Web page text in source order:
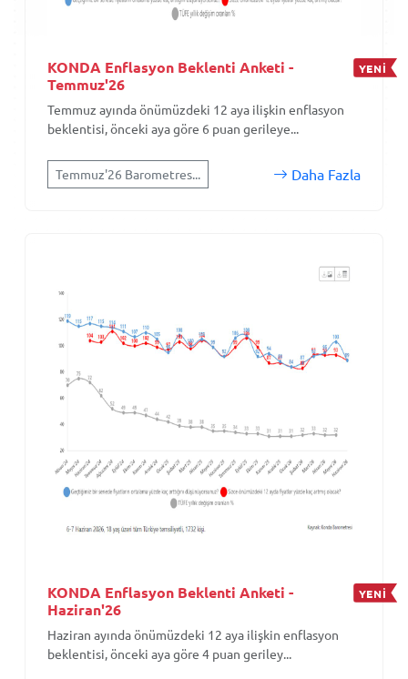
KONDA Enflasyon Beklenti Anketi -
Temmuz'26
YENİ
Temmuz ayında önümüzdeki 12 aya ilişkin enflasyon
beklentisi, önceki aya göre 6 puan gerileye...
Temmuz'26 Barometres... Daha Fazla
KONDA Enflasyon Beklenti Anketi -
Haziran'26
YENİ
Haziran ayında önümüzdeki 12 aya ilişkin enflasyon
beklentisi, önceki aya göre 4 puan geriley...